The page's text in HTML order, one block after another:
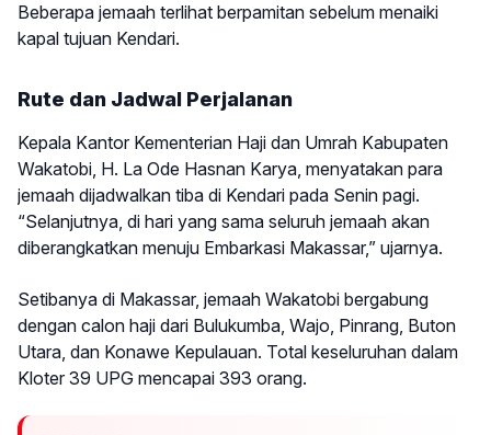
Beberapa jemaah terlihat berpamitan sebelum menaiki
kapal tujuan Kendari.
Rute dan Jadwal Perjalanan
Kepala Kantor Kementerian Haji dan Umrah Kabupaten
Wakatobi, H. La Ode Hasnan Karya, menyatakan para
jemaah dijadwalkan tiba di Kendari pada Senin pagi.
“Selanjutnya, di hari yang sama seluruh jemaah akan
diberangkatkan menuju Embarkasi Makassar,” ujarnya.
Setibanya di Makassar, jemaah Wakatobi bergabung
dengan calon haji dari Bulukumba, Wajo, Pinrang, Buton
Utara, dan Konawe Kepulauan. Total keseluruhan dalam
Kloter 39 UPG mencapai 393 orang.